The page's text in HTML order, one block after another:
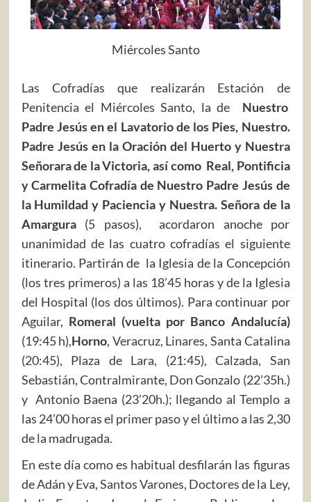
Miércoles Santo
Las Cofradías que realizarán Estación de
Penitencia el Miércoles Santo, la de Nuestro
Padre Jesús en el Lavatorio de los Pies, Nuestro.
Padre Jesús en la Oración del Huerto y Nuestra
Señorara de la Victoria, así como Real, Pontificia
y Carmelita Cofradía de Nuestro Padre Jesús de
la Humildad y Paciencia y Nuestra. Señora de la
Amargura(5 pasos), acordaron anoche por
unanimidad de las cuatro cofradías el siguiente
itinerario. Partirán de la Iglesia de la Concepción
(los tres primeros) a las 18’45 horas y de la Iglesia
del Hospital (los dos últimos). Para continuar por
Aguilar, Romeral (vuelta por Banco Andalucía)
(19:45 h),Horno, Veracruz, Linares, Santa Catalina
(20:45), Plaza de Lara, (21:45), Calzada, San
Sebastián, Contralmirante, Don Gonzalo (22’35h.)
y Antonio Baena (23’20h.); llegando al Templo a
las 24’00 horas el primer paso y el último a las 2,30
de la madrugada.
En este día como es habitual desfilarán las figuras
de Adán y Eva, Santos Varones, Doctores de la Ley,